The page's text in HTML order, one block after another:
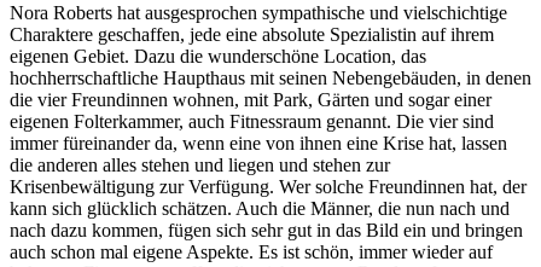
Nora Roberts hat ausgesprochen sympathische und vielschichtige
Charaktere geschaffen, jede eine absolute Spezialistin auf ihrem
eigenen Gebiet. Dazu die wunderschöne Location, das
hochherrschaftliche Haupthaus mit seinen Nebengebäuden, in denen
die vier Freundinnen wohnen, mit Park, Gärten und sogar einer
eigenen Folterkammer, auch Fitnessraum genannt. Die vier sind
immer füreinander da, wenn eine von ihnen eine Krise hat, lassen
die anderen alles stehen und liegen und stehen zur
Krisenbewältigung zur Verfügung. Wer solche Freundinnen hat, der
kann sich glücklich schätzen. Auch die Männer, die nun nach und
nach dazu kommen, fügen sich sehr gut in das Bild ein und bringen
auch schon mal eigene Aspekte. Es ist schön, immer wieder auf